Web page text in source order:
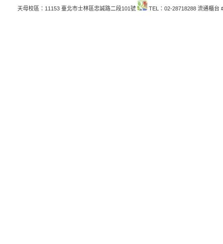
天母校區：11153 臺北市士林區忠誠路二段101號 TEL：02-28718288 流通櫃台